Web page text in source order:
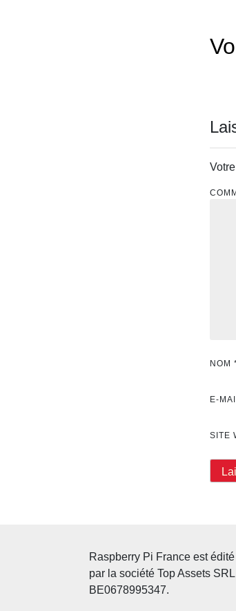
NOM
E-
SITE
Raspberry Pi France est édité
par la société Top Assets
BE0678995347.